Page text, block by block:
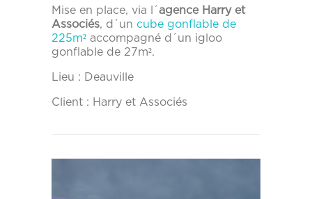
Mise en place, via l´agence Harry et
Associés, d´un cube gonflable de
225m² accompagné d´un igloo
gonflable de 27m².
Lieu : Deauville
Client : Harry et Associés